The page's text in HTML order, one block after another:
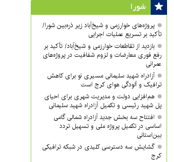
شورا
پروژه‌های خوارزمی و شیخ‌آباد زیر ذره‌بین شورا/
تأکید بر تسریع عملیات اجرایی
بازدید از تقاطعات خوارزمی و شیخ‌آباد/ تأکید بر
رفع فوری معارضات و لزوم شفافیت در پروژه‌های
عمرانی
آزادراه شهید سلیمانی مسیری نو برای کاهش
ترافیک و آلودگی هوای کرج است
هم‌افزایی دولت و مدیریت شهری برای احیای
پل شهید رئیسی و تکمیل آزادراه شهید سلیمانی
افتتاح سه بخش جدید آزادراه شمالی گامی
اساسی در تکمیل پروژه ملی و تسهیل تردد
بین‌استانی
گشایش سه دسترسی کلیدی در شبکه ترافیکی
کرج